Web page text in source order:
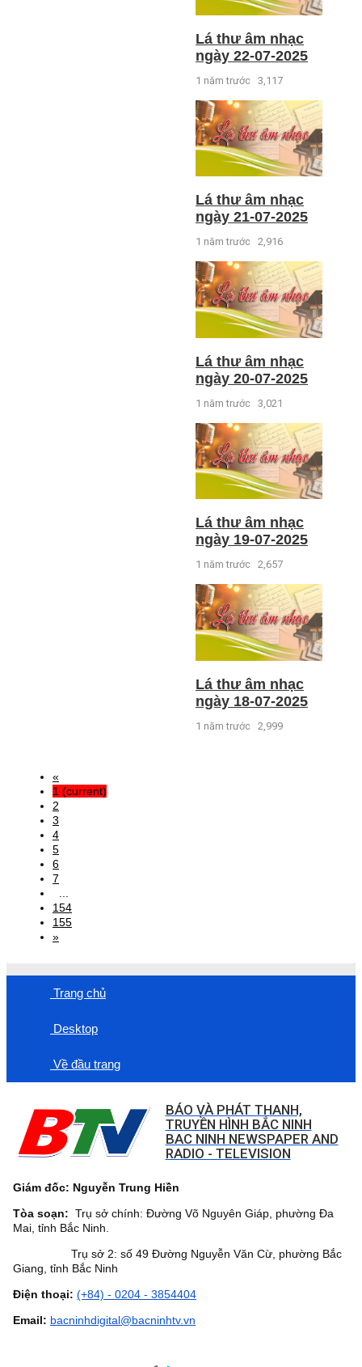
Lá thư âm nhạc
ngày 22-07-2025
1 năm trước 3,117
Lá thư âm nhạc
ngày 21-07-2025
1 năm trước 2,916
Lá thư âm nhạc
ngày 20-07-2025
1 năm trước 3,021
Lá thư âm nhạc
ngày 19-07-2025
1 năm trước 2,657
Lá thư âm nhạc
ngày 18-07-2025
1 năm trước 2,999
«
1 (current)
2
3
4
5
6
7
154
155
»
Trang chủ
Desktop
Về đầu trang
BÁO VÀ PHÁT THANH,
TRUYỀN HÌNH BẮC NINH
BAC NINH NEWSPAPER AND
RADIO - TELEVISION
Giám đốc: Nguyễn Trung Hiền
Tòa soạn: Trụ sở chính: Đường Võ Nguyên Giáp, phường Đa
Mai, tỉnh Bắc Ninh.
Trụ sở 2: số 49 Đường Nguyễn Văn Cừ, phường Bắc
Giang, tỉnh Bắc Ninh
Điện thoại: (+84) - 0204 - 3854404
Email: bacninhdigital@bacninhtv.vn